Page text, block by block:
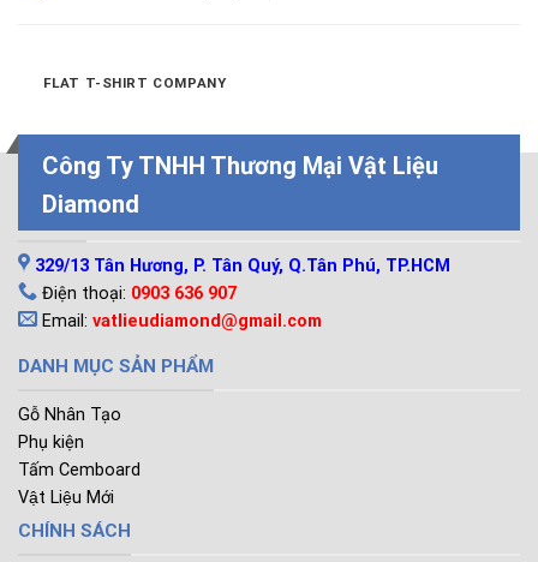
FLAT T-SHIRT COMPANY
Công Ty TNHH Thương Mại Vật Liệu
Diamond
LIÊN HỆ
329/13 Tân Hương, P. Tân Quý, Q.Tân Phú, TP.HCM
Điện thoại: 0903 636 907
Email: vatlieudiamond@gmail.com
DANH MỤC SẢN PHẨM
Gỗ Nhân Tạo
Phụ kiện
Tấm Cemboard
Vật Liệu Mới
CHÍNH SÁCH